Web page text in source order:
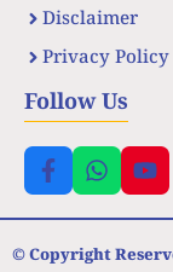
Disclaimer
Privacy Policy
Follow Us
© Copyright